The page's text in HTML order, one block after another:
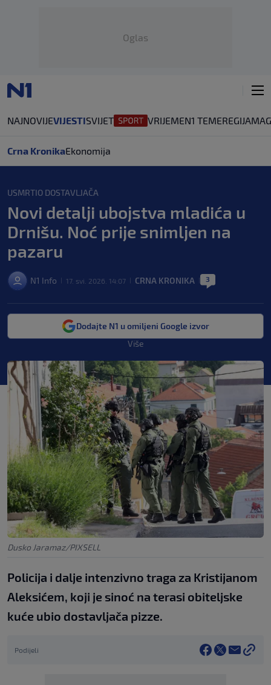
Oglas
NAJNOVIJEVIJESTISVIJET VRIJEMEN1 TEMEREGIJA
Crna KronikaEkonomija
USMRTIO DOSTAVLJAČA
Novi detalji ubojstva mladića u
Drnišu. Noć prije snimljen na
pazaru
N1 Info 17. svi. 2026. 14:07 CRNA KRONIKA 3
Dodajte N1 u omiljeni Google izvor
Više
Dusko Jaramaz/PIXSELL
Policija i dalje intenzivno traga za Kristijanom
Aleksićem, koji je sinoć na terasi obiteljske
kuće ubio dostavljača pizze.
Podijeli